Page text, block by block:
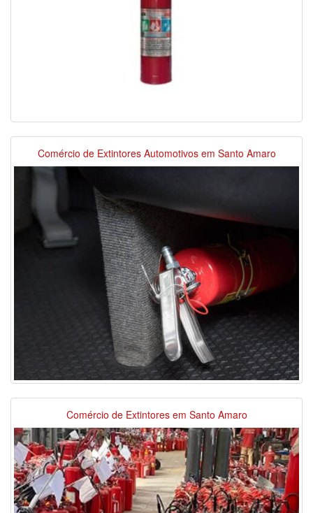
Comércio de Extintores Automotivos em Santo Amaro
Comércio de Extintores em Santo Amaro